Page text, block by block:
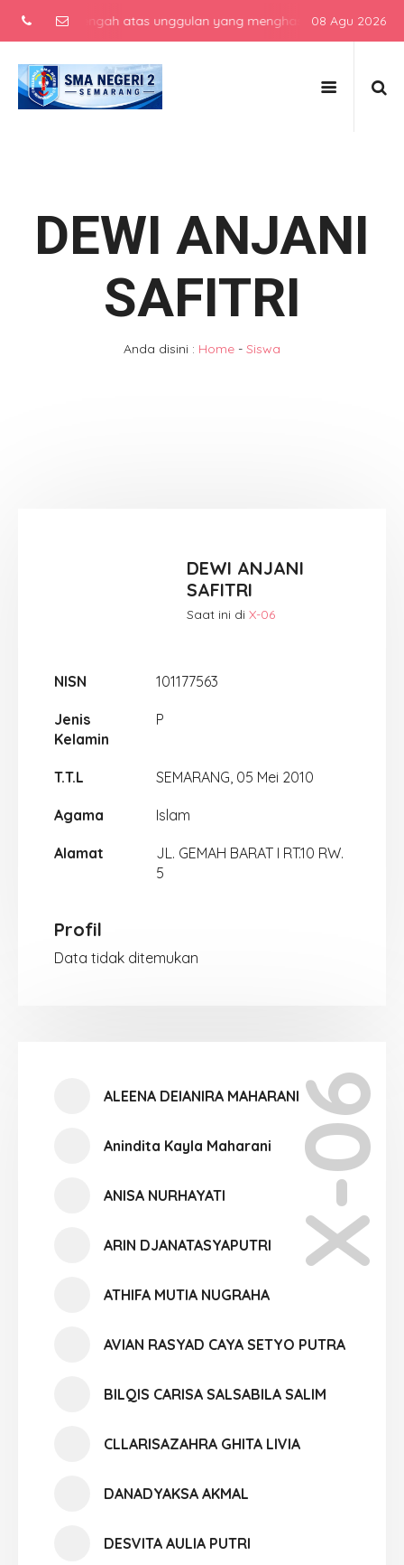
menengah atas unggulan yang menghasilkan lulusan
08 Agu 2026
DEWI ANJANI
SAFITRI
Anda disini : Home - Siswa
DEWI ANJANI
SAFITRI
Saat ini di X-06
NISN 101177563
Jenis
Kelamin
P
T.T.L SEMARANG, 05 Mei 2010
Agama Islam
Alamat
JL. GEMAH BARAT I RT.10 RW.
5
Profil
Data tidak ditemukan
X-06
ALEENA DEIANIRA MAHARANI
Anindita Kayla Maharani
ANISA NURHAYATI
ARIN DJANATASYAPUTRI
ATHIFA MUTIA NUGRAHA
AVIAN RASYAD CAYA SETYO PUTRA
BILQIS CARISA SALSABILA SALIM
CLLARISAZAHRA GHITA LIVIA
DANADYAKSA AKMAL
DESVITA AULIA PUTRI